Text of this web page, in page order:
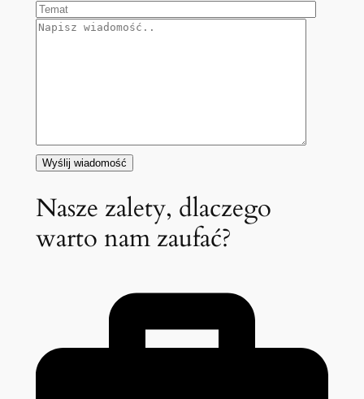
Nasze zalety, dlaczego
warto nam zaufać?